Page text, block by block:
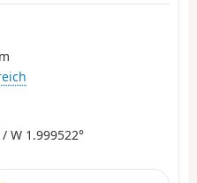
W 1.999522°